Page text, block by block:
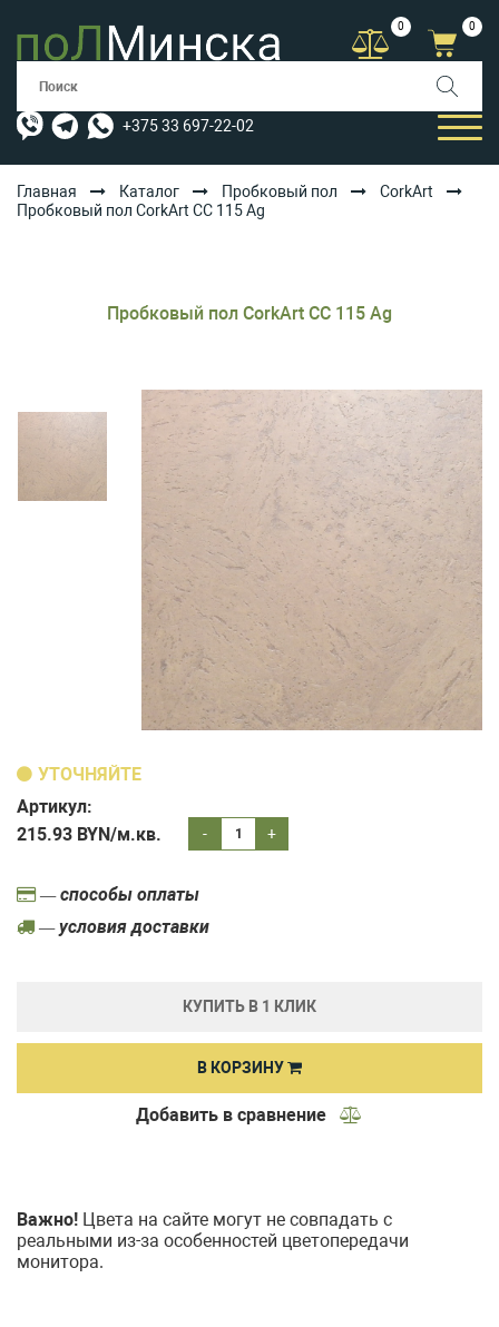
+375 33 697-22-02
АКЦИИ
0 0
Главная Каталог Пробковый пол
CorkArt
Пробковый пол CorkArt CC 115 Ag
Пробковый пол CorkArt CC 115 Ag
УТОЧНЯЙТЕ
Артикул:
215.93 BYN/м.кв. - +
— способы оплаты
— условия доставки
КУПИТЬ В 1 КЛИК
В КОРЗИНУ
Добавить в сравнение
Важно! Цвета на сайте могут не совпадать с
реальными из-за особенностей цветопередачи
монитора.